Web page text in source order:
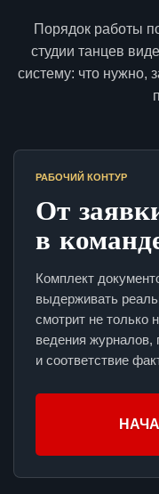
Порядок работы
студии танцев
систему: что нужно,
РАБОЧИЙ КОНТУР
От
в
Комплект
выдерживать
смотрит не только
ведения журналов,
и соответствие